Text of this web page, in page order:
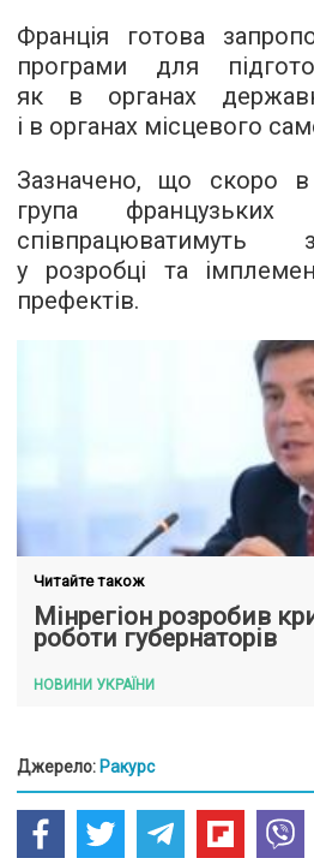
Франція готова
програми для
як в органах
і в органах місцевого
Зазначено, що скоро в
група французьких
співпрацюватимуть
у розробці та
префектів.
Читайте також
Мінрегіон розробив
роботи губернаторів
НОВИНИ УКРАЇНИ
Джерело: Ракурс